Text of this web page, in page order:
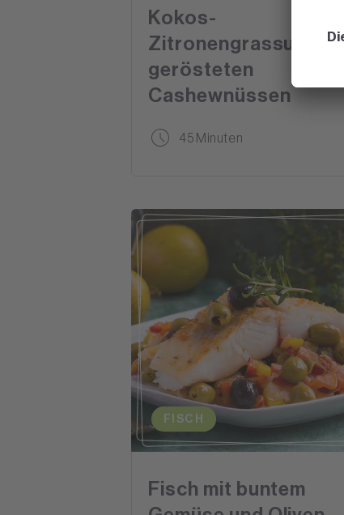
Kokos-
Zitronengrassuppe
gerösteten
Cashewnüssen
45 Minuten
FISCH
Fisch mit buntem